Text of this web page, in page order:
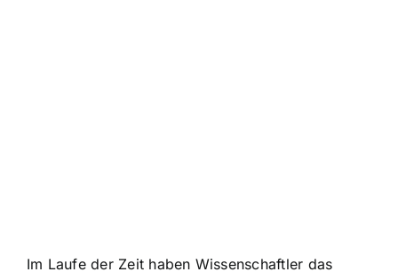
Im Laufe der Zeit haben Wissenschaftler das